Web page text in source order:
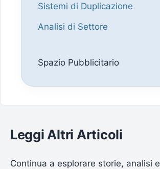
Sistemi di Duplicazione
Analisi di Settore
Spazio Pubblicitario
Leggi Altri Articoli
Continua a esplorare storie, analisi e